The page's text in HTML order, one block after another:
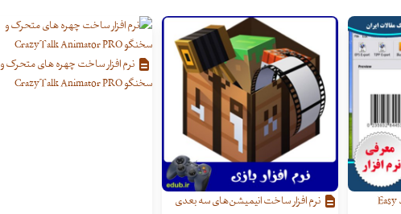
نرم افزار طراحی و ساخت بارکد Easy
نرم افزار ساخت انیمیشن‌های سه بعدی
نرم افزار ساخت چهره های متحرک و
سخنگو CrazyTalk Animator PRO